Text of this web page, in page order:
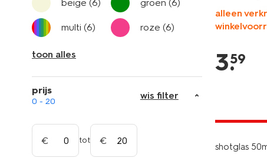
beige (6) groen(6)
multi (6) roze(6)
toon alles
prijs
0 - 20
wis filter
tot
alleen
3.
59
shotglas